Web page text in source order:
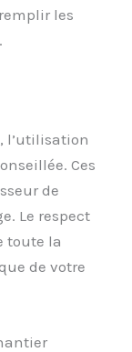
les
l’utilisation
Ces
de
Le respect
toute la
de votre